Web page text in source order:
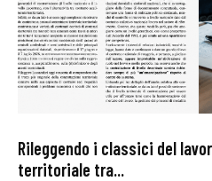
Rileggendo i classici del
territoriale tra...